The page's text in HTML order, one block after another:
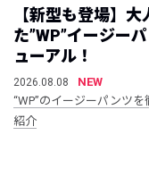
【新型も登場】大
た”WP”イージー
ューアル！
2026.08.08
NEW
“WP”のイージーパンツ
紹介